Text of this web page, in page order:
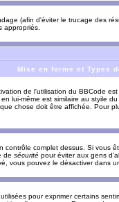
(afin d'éviter le trucage des
appropriés.
Mise en forme et Types
de l'utilisation du BBCode
lui-même est similaire au styile
chose doit être affichée. Pour
complet dessus. Si vous
de sécurité pour éviter aux gens
vous pouvez le désactiver dans
pour exprimer certains